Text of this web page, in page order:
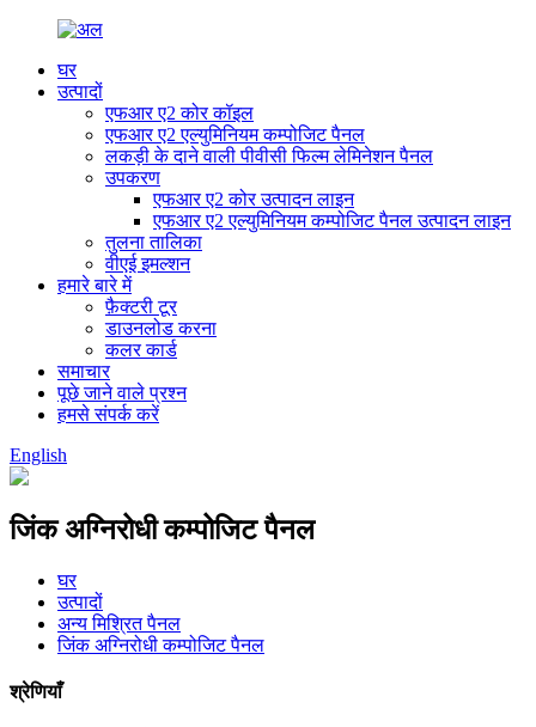
घर
उत्पादों
एफआर ए2 कोर कॉइल
एफआर ए2 एल्युमिनियम कम्पोजिट पैनल
लकड़ी के दाने वाली पीवीसी फिल्म लेमिनेशन पैनल
उपकरण
एफआर ए2 कोर उत्पादन लाइन
एफआर ए2 एल्युमिनियम कम्पोजिट पैनल उत्पादन लाइन
तुलना तालिका
वीएई इमल्शन
हमारे बारे में
फ़ैक्टरी टूर
डाउनलोड करना
कलर कार्ड
समाचार
पूछे जाने वाले प्रश्न
हमसे संपर्क करें
English
जिंक अग्निरोधी कम्पोजिट पैनल
घर
उत्पादों
अन्य मिश्रित पैनल
जिंक अग्निरोधी कम्पोजिट पैनल
श्रेणियाँ